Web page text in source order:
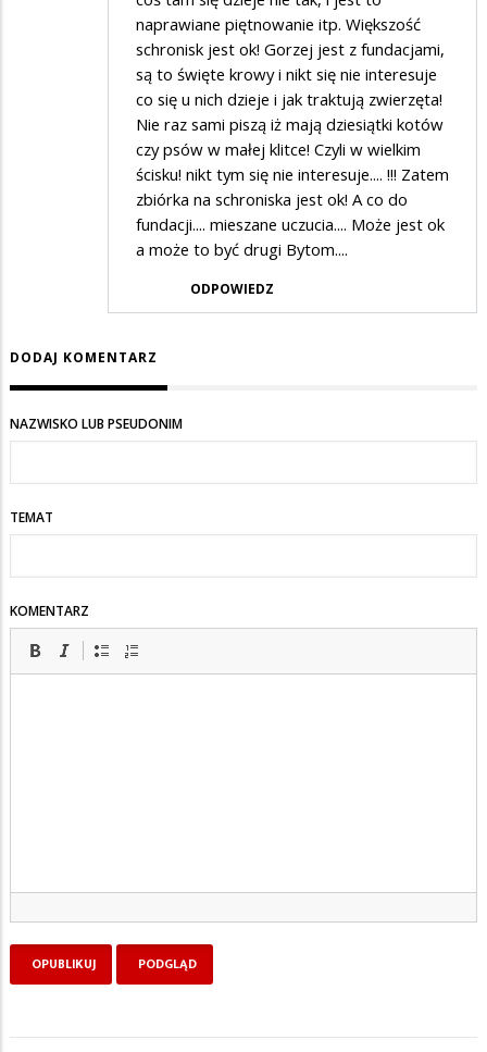
naprawiane piętnowanie itp. Większość
schronisk jest ok! Gorzej jest z fundacjami,
są to święte krowy i nikt się nie interesuje
co się u nich dzieje i jak traktują zwierzęta!
Nie raz sami piszą iż mają dziesiątki kotów
czy psów w małej klitce! Czyli w wielkim
ścisku! nikt tym się nie interesuje.... !!! Zatem
zbiórka na schroniska jest ok! A co do
fundacji.... mieszane uczucia.... Może jest ok
a może to być drugi Bytom....
ODPOWIEDZ
DODAJ KOMENTARZ
NAZWISKO LUB PSEUDONIM
TEMAT
KOMENTARZ